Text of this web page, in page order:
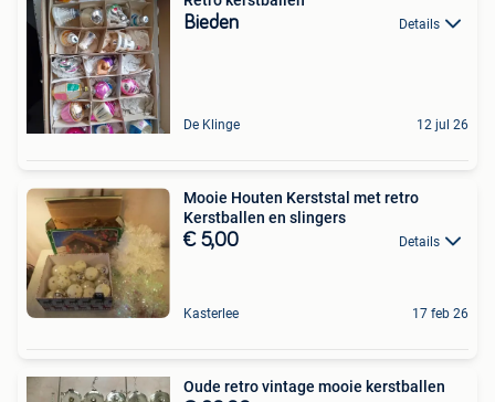
Bieden Details
De Klinge 12 jul 26
Mooie Houten Kerststal met retro
Kerstballen en slingers
€ 5,00 Details
Kasterlee 17 feb 26
Oude retro vintage mooie kerstballen